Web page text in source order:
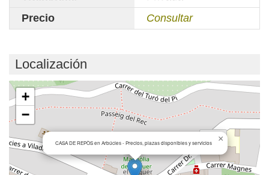
Precio
Consultar
Localización
Cargando mapa...
CASA DE REPÒS en Arbúcies - Precios, plazas disponibles y servicios ×
+
−